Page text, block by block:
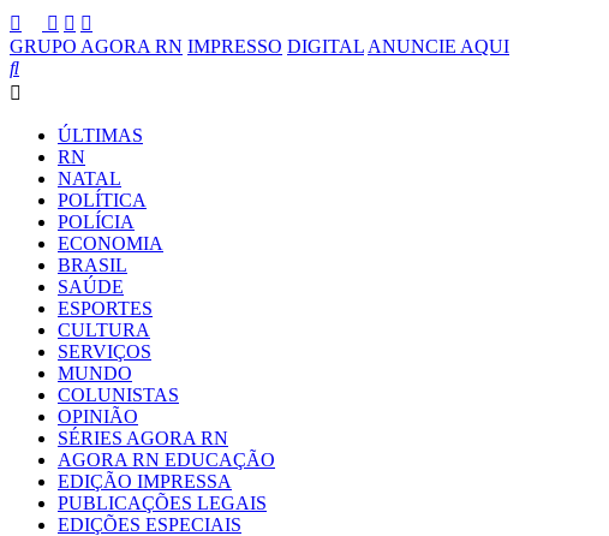
GRUPO AGORA RN IMPRESSO DIGITAL ANUNCIE AQUI
ÚLTIMAS
RN
NATAL
POLÍTICA
POLÍCIA
ECONOMIA
BRASIL
SAÚDE
ESPORTES
CULTURA
SERVIÇOS
MUNDO
COLUNISTAS
OPINIÃO
SÉRIES AGORA RN
AGORA RN EDUCAÇÃO
EDIÇÃO IMPRESSA
PUBLICAÇÕES LEGAIS
EDIÇÕES ESPECIAIS